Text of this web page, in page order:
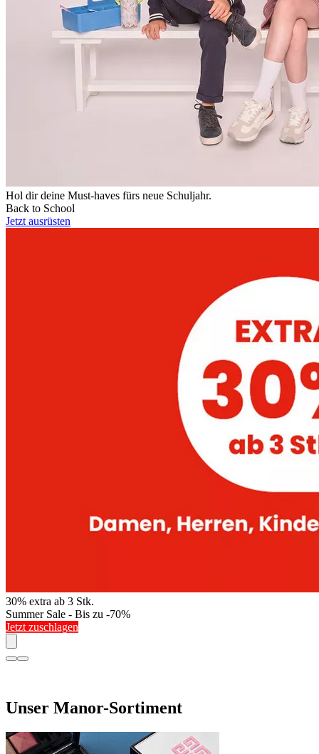
Hol dir deine Must-haves fürs neue Schuljahr.
Back to School
Jetzt ausrüsten
30% extra ab 3 Stk.
Summer Sale - Bis zu -70%
Jetzt zuschlagen
Unser Manor-Sortiment